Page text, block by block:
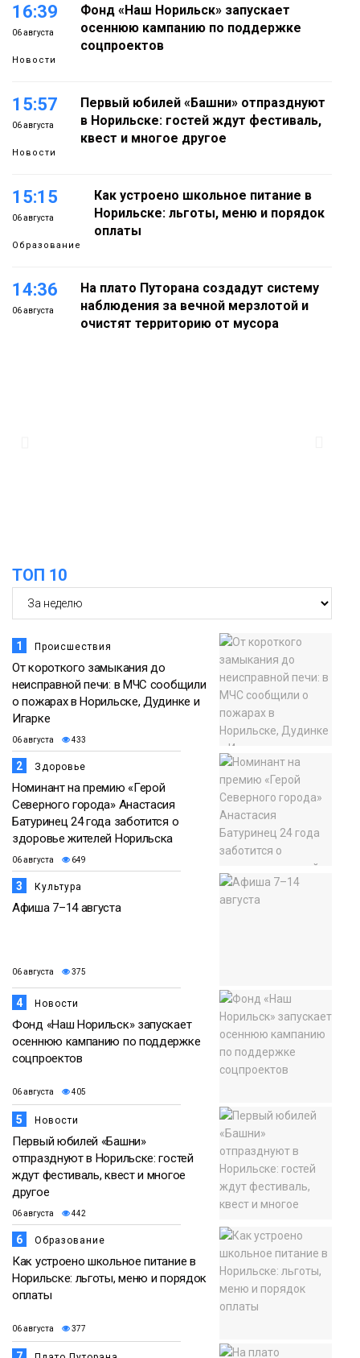
16:39
06 августа
Новости
Фонд «Наш Норильск» запускает
осеннюю кампанию по поддержке
соцпроектов
15:57
06 августа
Новости
Первый юбилей «Башни» отпразднуют
в Норильске: гостей ждут фестиваль,
квест и многое другое
15:15
06 августа
Образование
Как устроено школьное питание в
Норильске: льготы, меню и порядок
оплаты
14:36
06 августа
На плато Путорана создадут систему
наблюдения за вечной мерзлотой и
очистят территорию от мусора
12:25
06 августа
Медиакомпании
списке городов, откуда приехали
норильчане
ТОП 10
1 Происшествия
От короткого замыкания до
неисправной печи: в МЧС сообщили
о пожарах в Норильске, Дудинке и
Игарке
06 августа 433
2 Здоровье
Номинант на премию «Герой
Северного города» Анастасия
Батуринец 24 года заботится о
здоровье жителей Норильска
06 августа 649
3 Культура
Афиша 7–14 августа
06 августа 375
4 Новости
Фонд «Наш Норильск» запускает
осеннюю кампанию по поддержке
соцпроектов
06 августа 405
5 Новости
Первый юбилей «Башни»
отпразднуют в Норильске: гостей
ждут фестиваль, квест и многое
другое
06 августа 442
6 Образование
Как устроено школьное питание в
Норильске: льготы, меню и порядок
оплаты
06 августа 377